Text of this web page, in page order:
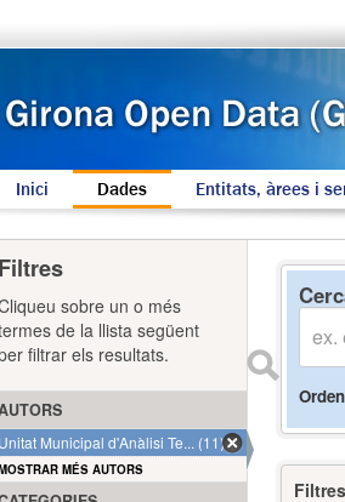
Inici Dades Entitats, àrees i
Filtres
Filtres
sobre un o més
de la llista següent
filtrar els resultats.
Unitat Municipal d'Anàlisi Te... (11)
MÉS AUTORS